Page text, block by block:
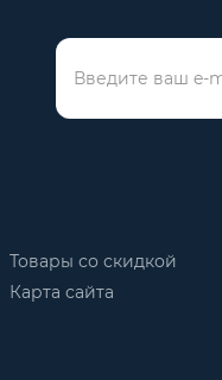
Товары со скидкой
Карта сайта